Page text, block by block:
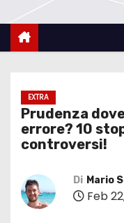
c
EXTRA
Prudenza
errore? 10
controversi!
Di Mario
Feb